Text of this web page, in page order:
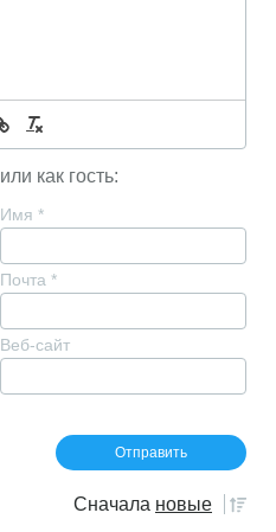
или как гость:
Имя *
Почта *
Веб-сайт
Сначала новые